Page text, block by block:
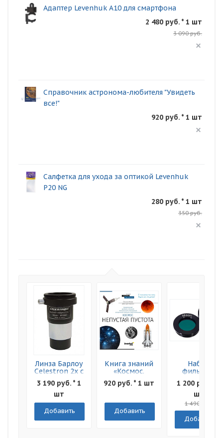
Адаптер Levenhuk A10 для смартфона
2 480 руб. * 1 шт
3 090 руб.
Справочник астронома-любителя "Увидеть
все!"
920 руб. * 1 шт
Салфетка для ухода за оптикой Levenhuk
P20 NG
280 руб. * 1 шт
350 руб.
Линза Барлоу
Celestron 2x с
Т-адаптером,
1,25"
3 190 руб. * 1
шт
Добавить
Книга знаний
«Космос.
Непустая
пустота»
обложка
920 руб. * 1 шт
Добавить
Набор
фильтров
Levenhuk F2
Луна и Марс
1 200 руб. * 1
шт
1 490 руб.
Добавить